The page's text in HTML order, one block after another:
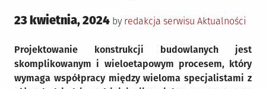
Posted
23 kwietnia, 2024 by redakcja serwisu Posted
Aktualności
Projektowanie konstrukcji budowlanych jest
skomplikowanym i wieloetapowym procesem, który
wymaga współpracy między wieloma specjalistami z